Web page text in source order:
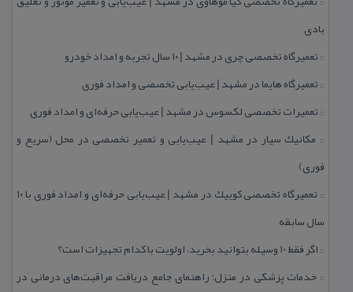
بادی
:: تعمیرگاه تخصصی چری در مشهد | ۱۰ سال تجربه و امداد خودرو
:: تعمیرگاه هایما در مشهد | عیب‌یابی تخصصی و امداد فوری
:: تعمیرات تخصصی لكسوس در مشهد | عیب‌یابی حرفه‌ای و امداد فوری
:: مكانیك سیار در مشهد | عیب‌یابی و تعمیر تخصصی در محل (سریع و
فوری)
::
تعمیرگاه تخصصی كوییك در مشهد | عیب‌یابی حرفه‌ای و امداد فوری با ۱۰
سال سابقه
:: اگر فقط 10 وسیله بتوانید بخرید، اولویت با كدام تجهیزات است؟
:: خدمات پزشكی در منزل؛ راهنمای جامع دریافت مراقبت‌های درمانی در